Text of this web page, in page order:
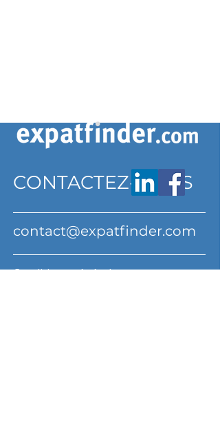
CONTACTEZ-NOUS
contact@expatfinder.com
Conditions générales